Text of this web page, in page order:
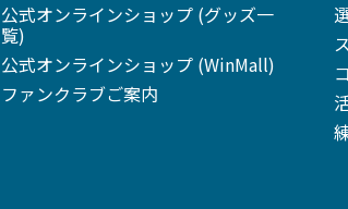
公式オンラインショップ (グッズ一
覧)
公式オンラインショップ (WinMall)
ファンクラブご案内